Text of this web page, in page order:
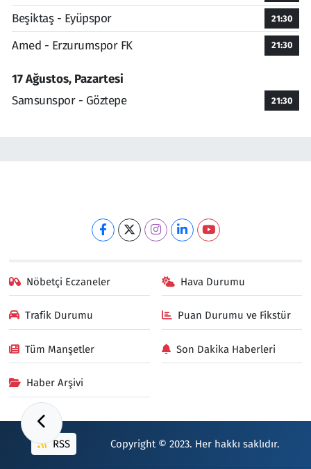
Beşiktaş - Eyüpspor 21:30
Amed - Erzurumspor FK 21:30
17 Ağustos, Pazartesi
Samsunspor - Göztepe
21:30
Nöbetçi Eczaneler Hava Durumu
Trafik Durumu Puan Durumu ve Fikstür
Tüm Manşetler Son Dakika Haberleri
Haber Arşivi
RSS Copyright © 2023. Her hakkı saklıdır.